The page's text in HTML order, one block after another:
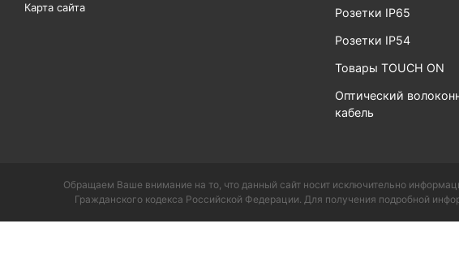
Карта сайта
Розетки IP65
Розетки IP54
Товары TOUCH ON
Оптический
кабель
Обращаем Ваше внимание на то, что данный сайт носит исключительно
Гражданского кодекса Российской Федерации. Для получения подробной